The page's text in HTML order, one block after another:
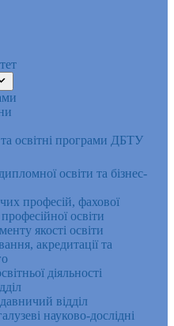
та освітні програми ДБТУ
освіти та бізнес-
професій, фахової
освіти
якості освіти
акредитації та
діяльності
відділ
науково-дослідні